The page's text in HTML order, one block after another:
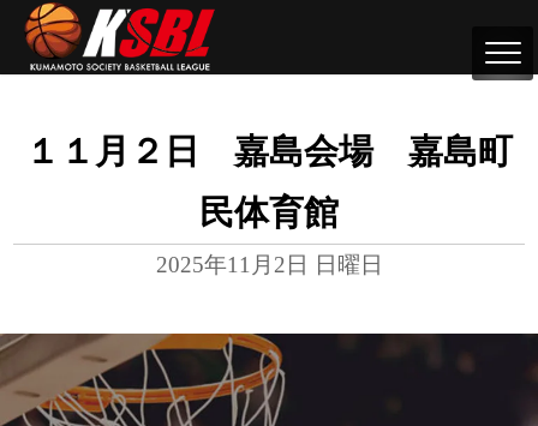
１１月２日 嘉島会場 嘉島町
民体育館
2025年11月2日 日曜日